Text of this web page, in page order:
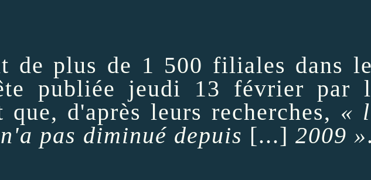
de plus de 1 500 filiales dans
publiée jeudi 13 février par
que, d'après leurs recherches, «
pas diminué depuis [...] 2009 »